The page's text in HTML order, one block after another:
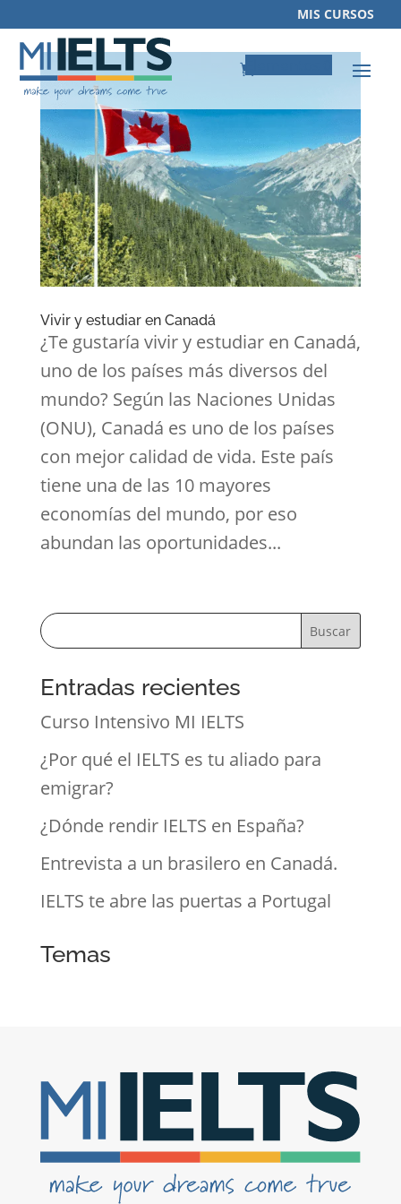
MIS CURSOS
Elementos 0
Vivir y estudiar en Canadá
¿Te gustaría vivir y estudiar en Canadá,
uno de los países más diversos del
mundo? Según las Naciones Unidas
(ONU), Canadá es uno de los países
con mejor calidad de vida. Este país
tiene una de las 10 mayores
economías del mundo, por eso
abundan las oportunidades...
Buscar
Entradas recientes
Curso Intensivo MI IELTS
¿Por qué el IELTS es tu aliado para
emigrar?
¿Dónde rendir IELTS en España?
Entrevista a un brasilero en Canadá.
IELTS te abre las puertas a Portugal
Temas